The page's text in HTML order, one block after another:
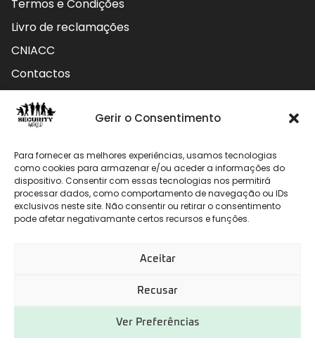
Gerir o Consentimento
Para fornecer as melhores experiências, usamos tecnologias
como cookies para armazenar e/ou aceder a informações do
dispositivo. Consentir com essas tecnologias nos permitirá
processar dados, como comportamento de navegação ou IDs
exclusivos neste site. Não consentir ou retirar o consentimento
pode afetar negativamante certos recursos e funções.
Aceitar
Recusar
Ver Preferências
Termos e Condições
Livro de reclamações
CNIACC
Contactos
Contactos
912 009 740 (Chamada para rede móvel nacional)
geral@securityworld.pt